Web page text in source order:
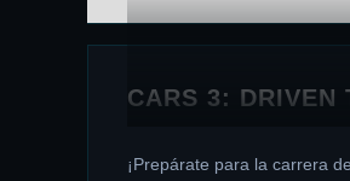
CARS 3: DRIVEN
¡Prepárate para la carrera